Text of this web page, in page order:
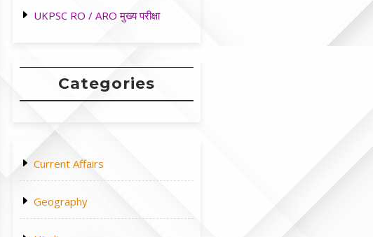
UKPSC RO / ARO मुख्य परीक्षा
Categories
Current Affairs
Geography